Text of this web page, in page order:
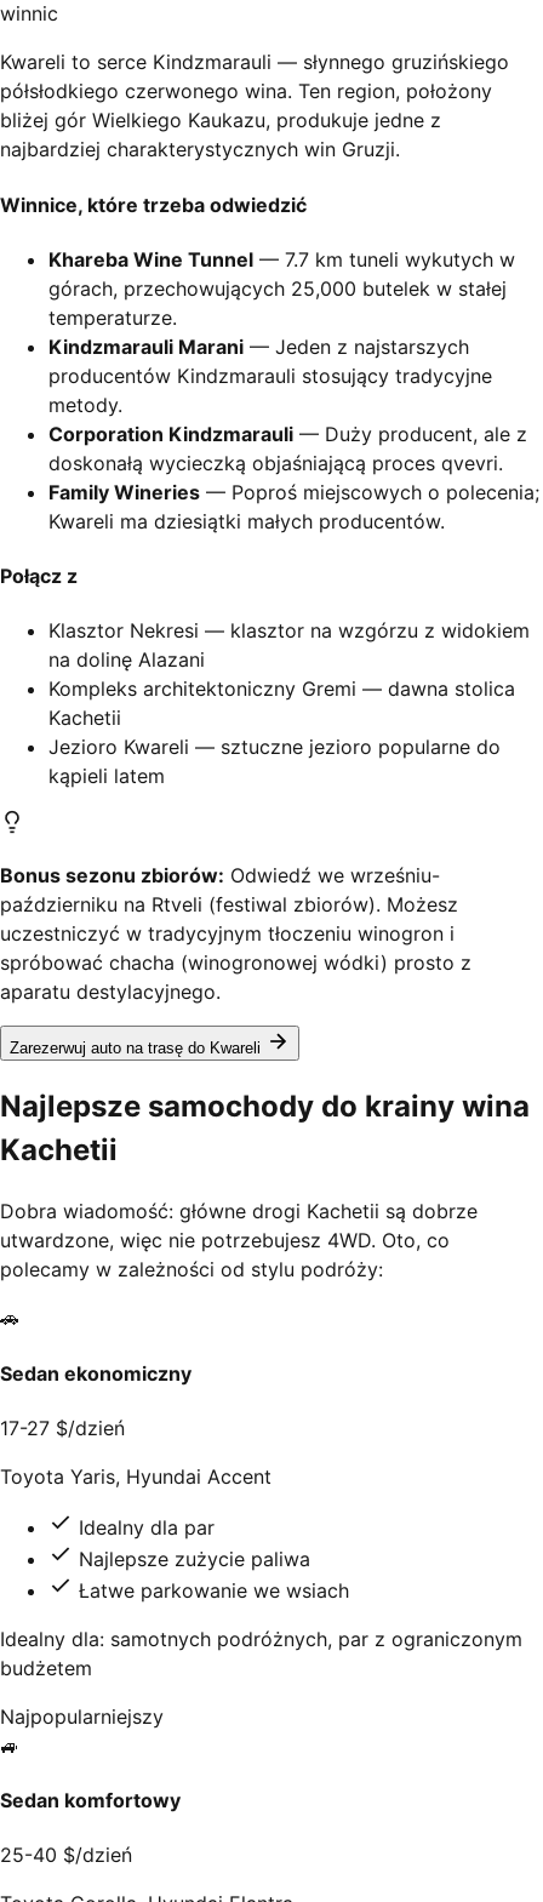
winnic
Kwareli to serce Kindzmarauli — słynnego gruzińskiego
półsłodkiego czerwonego wina. Ten region, położony
bliżej gór Wielkiego Kaukazu, produkuje jedne z
najbardziej charakterystycznych win Gruzji.
Winnice, które trzeba odwiedzić
Khareba Wine Tunnel — 7.7 km tuneli wykutych w
górach, przechowujących 25,000 butelek w stałej
temperaturze.
Kindzmarauli Marani — Jeden z najstarszych
producentów Kindzmarauli stosujący tradycyjne
metody.
Corporation Kindzmarauli — Duży producent, ale z
doskonałą wycieczką objaśniającą proces qvevri.
Family Wineries — Poproś miejscowych o polecenia;
Kwareli ma dziesiątki małych producentów.
Połącz z
Klasztor Nekresi — klasztor na wzgórzu z widokiem
na dolinę Alazani
Kompleks architektoniczny Gremi — dawna stolica
Kachetii
Jezioro Kwareli — sztuczne jezioro popularne do
kąpieli latem
Bonus sezonu zbiorów: Odwiedź we wrześniu-
październiku na Rtveli (festiwal zbiorów). Możesz
uczestniczyć w tradycyjnym tłoczeniu winogron i
spróbować chacha (winogronowej wódki) prosto z
aparatu destylacyjnego.
Zarezerwuj auto na trasę do Kwareli
Najlepsze samochody do krainy wina
Kachetii
Dobra wiadomość: główne drogi Kachetii są dobrze
utwardzone, więc nie potrzebujesz 4WD. Oto, co
polecamy w zależności od stylu podróży:
🚗
Sedan ekonomiczny
17-27 $/dzień
Toyota Yaris, Hyundai Accent
Idealny dla par
Najlepsze zużycie paliwa
Łatwe parkowanie we wsiach
Idealny dla: samotnych podróżnych, par z ograniczonym
budżetem
Najpopularniejszy
🚙
Sedan komfortowy
25-40 $/dzień